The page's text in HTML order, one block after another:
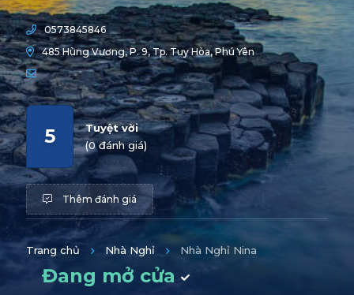
0573845846
485 Hùng Vương, P. 9, Tp. Tuy Hòa, Phú Yên
Tuyệt vời
(0 đánh giá)
5
Thêm đánh giá
Trang chủ Nhà Nghỉ Nhà Nghỉ Nina
Đang mở cửa